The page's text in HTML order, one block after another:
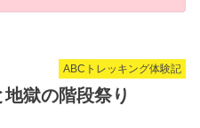
ABCトレッキング体験記
獄の階段祭り